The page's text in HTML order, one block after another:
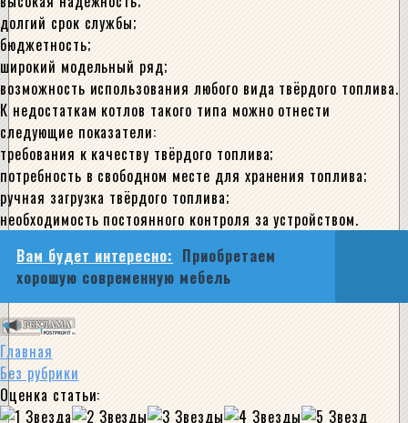
долгий срок службы;
бюджетность;
широкий модельный ряд;
возможность использования любого вида твёрдого топлива.
К недостаткам котлов такого типа можно отнести
следующие показатели:
требования к качеству твёрдого топлива;
потребность в свободном месте для хранения топлива;
ручная загрузка твёрдого топлива;
необходимость постоянного контроля за устройством.
Вам будет интересно: Приобретаем
хорошую современную мебель
Главная
Без рубрики
Оценка статьи: